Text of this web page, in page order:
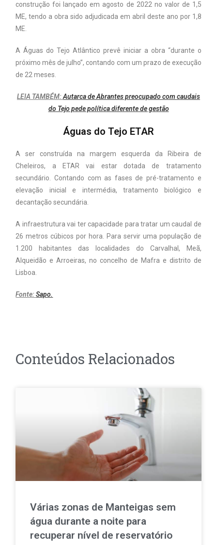
construção foi lançado em agosto de 2022 no valor de 1,5
ME, tendo a obra sido adjudicada em abril deste ano por 1,8
ME.
A Águas do Tejo Atlântico prevê iniciar a obra “durante o
próximo mês de julho”, contando com um prazo de execução
de 22 meses.
LEIA TAMBÉM:Autarca de Abrantes preocupado com caudais
do Tejo pede política diferente de gestão
Águas do Tejo ETAR
A ser construída na margem esquerda da Ribeira de
Cheleiros, a ETAR vai estar dotada de tratamento
secundário. Contando com as fases de pré-tratamento e
elevação inicial e intermédia, tratamento biológico e
decantação secundária.
A infraestrutura vai ter capacidade para tratar um caudal de
26 metros cúbicos por hora. Para servir uma população de
1.200 habitantes das localidades do Carvalhal, Meã,
Alqueidão e Arroeiras, no concelho de Mafra e distrito de
Lisboa.
Fonte:Sapo.
Conteúdos Relacionados
Várias zonas de Manteigas sem
água durante a noite para
recuperar nível de reservatório